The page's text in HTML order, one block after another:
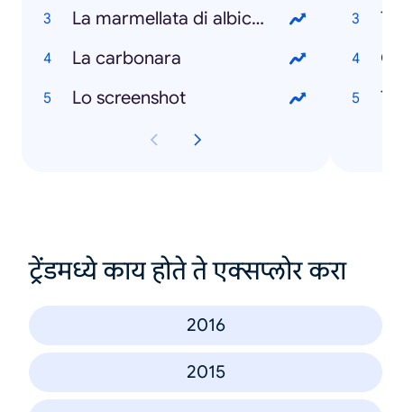
La marmellata di albicocche
La carbonara
Lo screenshot
ट्रेंडमध्ये काय होते ते एक्सप्लोर करा
2016
2015